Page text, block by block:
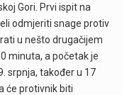
Gori. Prvi ispit na
odmjeriti snage protiv
u nešto drugačijem
minuta, a početak je
srpnja, također u 17
će protivnik biti